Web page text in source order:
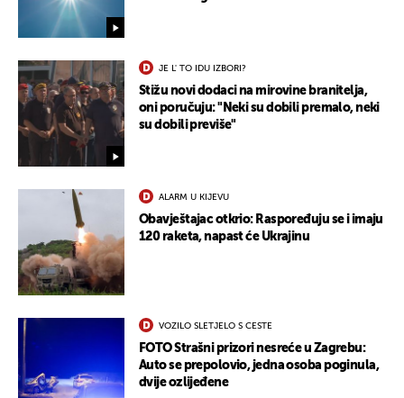
JE L' TO IDU IZBORI?
Stižu novi dodaci na mirovine branitelja,
oni poručuju: "Neki su dobili premalo, neki
su dobili previše"
ALARM U KIJEVU
Obavještajac otkrio: Raspoređuju se i imaju
120 raketa, napast će Ukrajinu
VOZILO SLETJELO S CESTE
FOTO Strašni prizori nesreće u Zagrebu:
Auto se prepolovio, jedna osoba poginula,
dvije ozlijeđene
UKLJUČITE NOTIFIKACIJE